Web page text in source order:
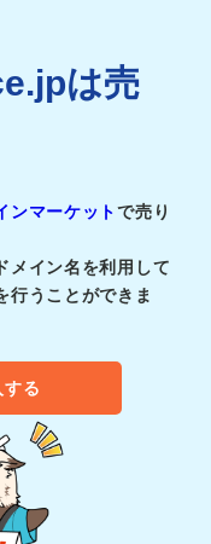
は売
ンマーケットで売り
メイン名を利用して
行うことができま
る